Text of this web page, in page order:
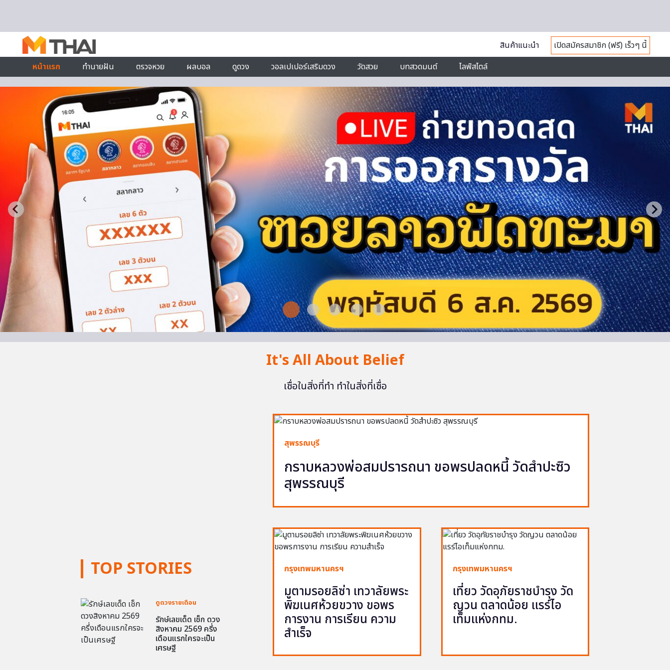
สินค้าแนะนำ
เปิดสมัครสมาชิก (ฟรี) เร็วๆ นี้
หน้าแรก
ทำนายฝัน ตรวจหวย ผลบอล ดูดวง วอลเปเปอร์เสริมดวง วัดสวย บทสวดมนต์ ไลฟ์สไตล์
It's All About Belief
เชื่อในสิ่งที่ทำ ทำในสิ่งที่เชื่อ
TOP STORIES
ดูดวงรายเดือน
รักษ์เลขเด็ด เช็ก ดวง
สิงหาคม 2569 ครึ่ง
เดือนแรกใครจะเป็น
เศรษฐี
สุพรรณบุรี
กราบหลวงพ่อสมปรารถนา ขอพรปลดหนี้ วัดสำปะซิว
สุพรรณบุรี
กรุงเทพมหานครฯ
มูตามรอยลิซ่า เทวาลัยพระ
พิฆเนศห้วยขวาง ขอพร
การงาน การเรียน ความ
สำเร็จ
กรุงเทพมหานครฯ
เที่ยว วัดอุภัยราชบำรุง วัด
ญวน ตลาดน้อย แรร์ไอ
เท็มแห่งกทม.